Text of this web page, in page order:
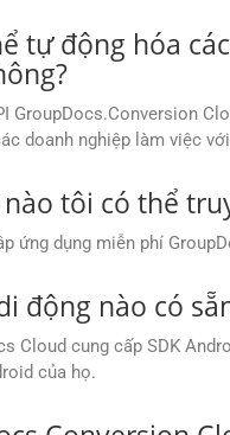
tự động hóa
GroupDocs.Conversion
doanh nghiệp làm việc
tôi có thể
ứng dụng miễn phí
động nào có
Cloud cung cấp SDK
của họ.